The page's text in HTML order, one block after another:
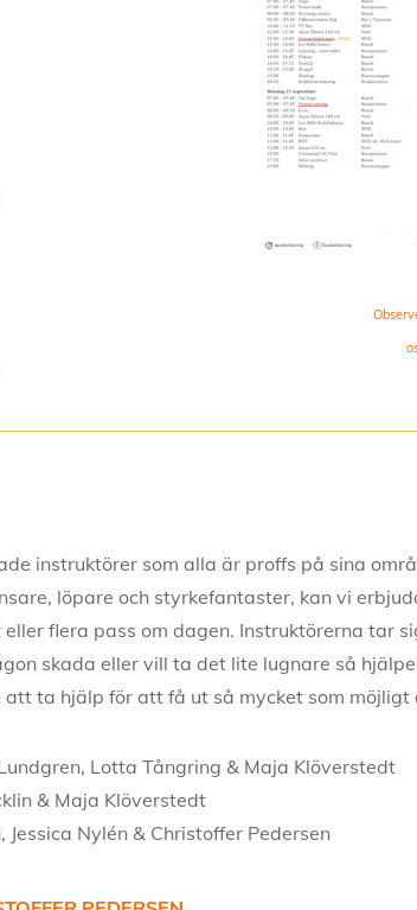
instruktörer som alla är proffs på sina
löpare och styrkefantaster, kan vi
flera pass om dagen. Instruktörerna tar
skada eller vill ta det lite lugnare så
ta hjälp för att få ut så mycket som möjligt
Lotta Tångring & Maja Klöverstedt
& Maja Klöverstedt
Nylén & Christoffer Pedersen